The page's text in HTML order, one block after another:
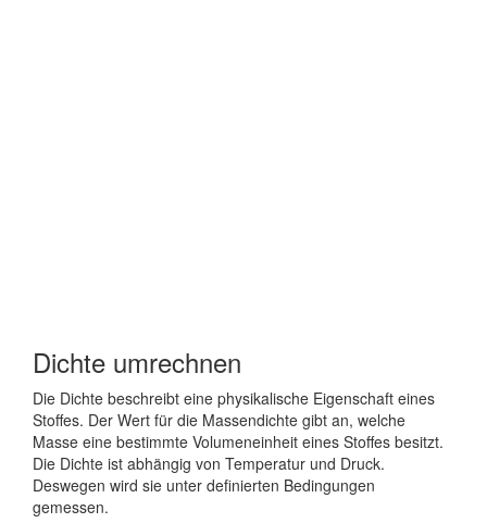
Dichte umrechnen
Die Dichte beschreibt eine physikalische Eigenschaft eines
Stoffes. Der Wert für die Massendichte gibt an, welche
Masse eine bestimmte Volumeneinheit eines Stoffes besitzt.
Die Dichte ist abhängig von Temperatur und Druck.
Deswegen wird sie unter definierten Bedingungen
gemessen.